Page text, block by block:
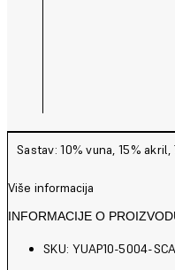
Sastav: 10% vuna, 15%
Više informacija
INFORMACIJE O
SKU: YUAP10-5004-